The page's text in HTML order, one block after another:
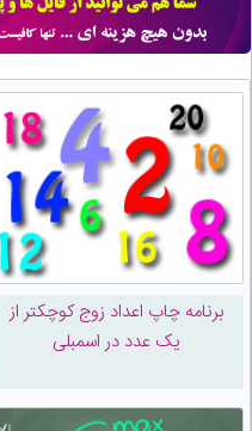
برنامه چاپ اعداد زوج کوچکتر از
یک عدد در اسمبلی